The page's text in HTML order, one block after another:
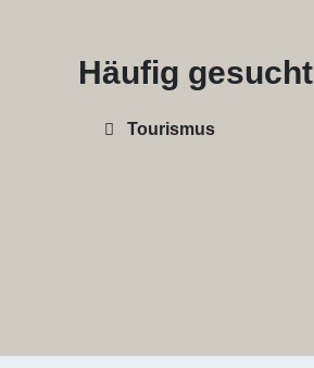
Häufig gesucht
Tourismus